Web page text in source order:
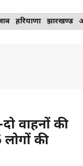
हरियाणा झारखण्ड
वाहनों की
की